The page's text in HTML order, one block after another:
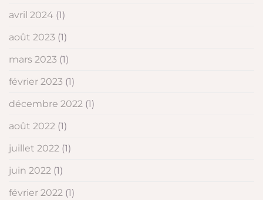
avril 2024 (1)
août 2023 (1)
mars 2023 (1)
février 2023 (1)
décembre 2022 (1)
août 2022 (1)
juillet 2022 (1)
juin 2022 (1)
février 2022 (1)